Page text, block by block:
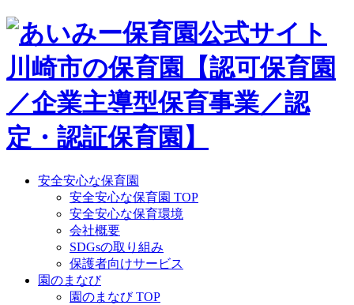
Skip
content
安全安心な保育園
安全安心な保育園 TOP
安全安心な保育環境
会社概要
SDGsの取り組み
保護者向けサービス
園のまなび
園のまなび TOP